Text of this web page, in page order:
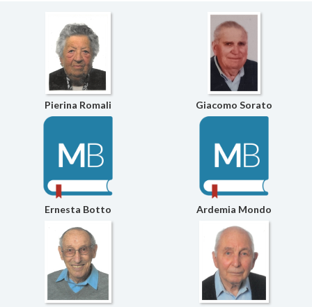
Pierina Romali Giacomo Sorato
Ernesta Botto Ardemia Mondo